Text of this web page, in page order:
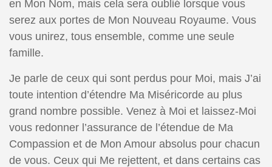
en Mon Nom, mais cela sera oublié lorsque vous
serez aux portes de Mon Nouveau Royaume. Vous
vous unirez, tous ensemble, comme une seule
famille.
Je parle de ceux qui sont perdus pour Moi, mais J’ai
toute intention d’étendre Ma Miséricorde au plus
grand nombre possible. Venez à Moi et laissez-Moi
vous redonner l’assurance de l’étendue de Ma
Compassion et de Mon Amour absolus pour chacun
de vous. Ceux qui Me rejettent, et dans certains cas